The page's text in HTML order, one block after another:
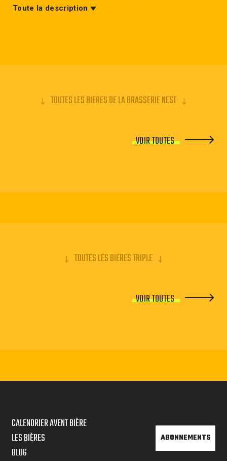
coriandre.
Toute la description
TOUTES LES BIERES DE LA BRASSERIE NEST
VOIR TOUTES
TOUTES LES BIERES TRIPLE
VOIR TOUTES
CALENDRIER AVENT BIÈRE
LES BIÈRES
BLOG
ABONNEMENTS